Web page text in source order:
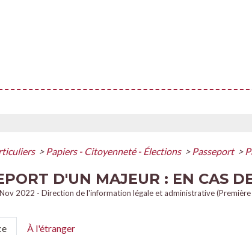
> Papiers - Citoyenneté - Élections > Passeport >
D'UN MAJEUR : EN CAS
2022 - Direction de l'information légale et administrative
À l'étranger